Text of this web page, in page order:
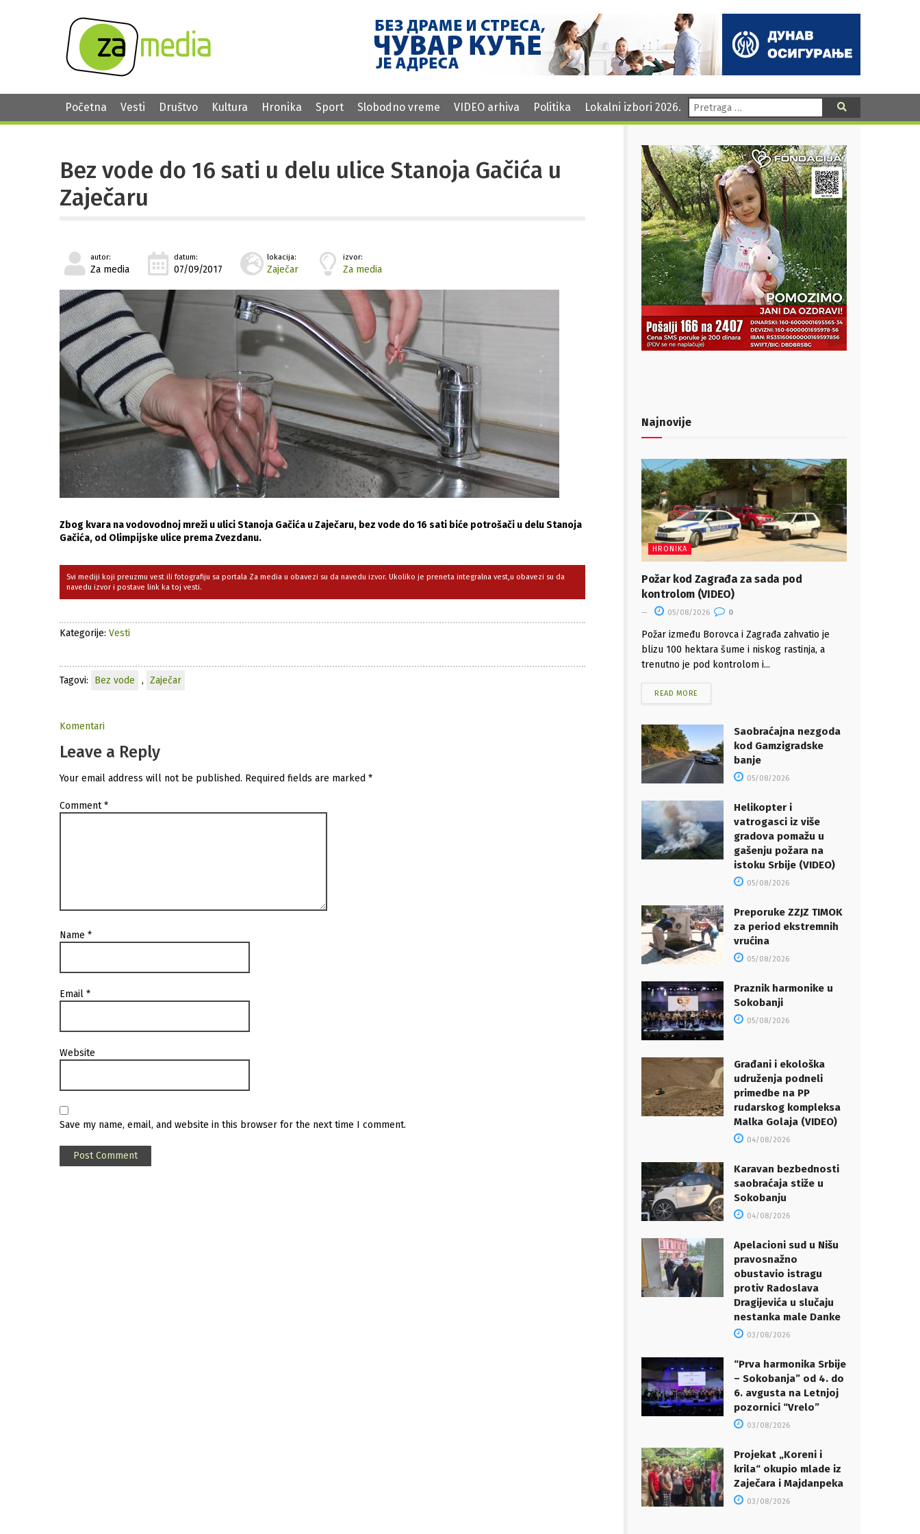
Početna Vesti Društvo Kultura Hronika Sport Slobodno vreme VIDEO arhiva Politika Lokalni izbori 2026. Pretraga:
Bez vode do 16 sati u delu ulice Stanoja Gačića u
Zaječaru
autor:
Za media
datum:
07/09/2017
lokacija:
Zaječar
izvor:
Za media
Zbog kvara na vodovodnoj mreži u ulici Stanoja Gačića u Zaječaru, bez vode do 16 sati biće potrošači u delu Stanoja
Gačića, od Olimpijske ulice prema Zvezdanu.
Svi mediji koji preuzmu vest ili fotografiju sa portala Za media u obavezi su da navedu izvor. Ukoliko je preneta integralna vest,u obavezi su da
navedu izvor i postave link ka toj vesti.
Kategorije: Vesti
Tagovi: Bez vode , Zaječar
Komentari
Leave a Reply
Your email address will not be published. Required fields are marked *
Comment*
Name *
Email *
Website
Save my name, email, and website in this browser for the next time I comment.
Najnovije
HRONIKA
Požar kod Zagrađa za sada pod
kontrolom (VIDEO)
05/08/2026 0
Požar između Borovca i Zagrađa zahvatio je
blizu 100 hektara šume i niskog rastinja, a
trenutno je pod kontrolom i...
READ MORE
Saobraćajna nezgoda
kod Gamzigradske
banje
05/08/2026
Helikopter i
vatrogasci iz više
gradova pomažu u
gašenju požara na
istoku Srbije (VIDEO)
05/08/2026
Preporuke ZZJZ TIMOK
za period ekstremnih
vrućina
05/08/2026
Praznik harmonike u
Sokobanji
05/08/2026
Građani i ekološka
udruženja podneli
primedbe na PP
rudarskog kompleksa
Malka Golaja (VIDEO)
04/08/2026
Karavan bezbednosti
saobraćaja stiže u
Sokobanju
04/08/2026
Apelacioni sud u Nišu
pravosnažno
obustavio istragu
protiv Radoslava
Dragijevića u slučaju
nestanka male Danke
03/08/2026
“Prva harmonika Srbije
– Sokobanja” od 4. do
6. avgusta na Letnjoj
pozornici “Vrelo”
03/08/2026
Projekat „Koreni i
krila“ okupio mlade iz
Zaječara i Majdanpeka
03/08/2026